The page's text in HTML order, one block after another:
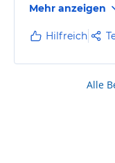
zuständig. Der
für das leckere
Mehr anzeigen
Hilfreich
Alle